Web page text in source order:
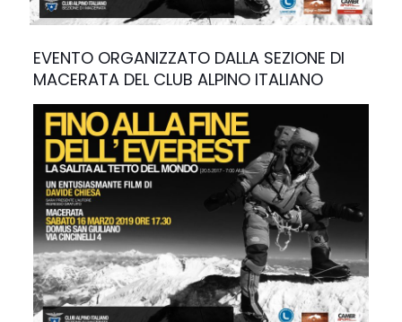
EVENTO ORGANIZZATO DALLA SEZIONE DI
MACERATA DEL CLUB ALPINO ITALIANO